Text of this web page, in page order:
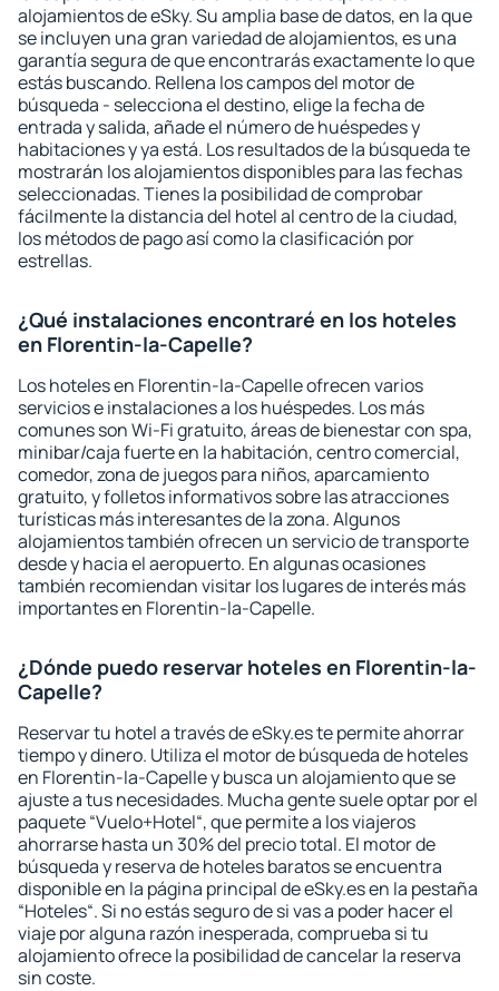
alojamientos de eSky. Su amplia base de datos, en la que
se incluyen una gran variedad de alojamientos, es una
garantía segura de que encontrarás exactamente lo que
estás buscando. Rellena los campos del motor de
búsqueda - selecciona el destino, elige la fecha de
entrada y salida, añade el número de huéspedes y
habitaciones y ya está. Los resultados de la búsqueda te
mostrarán los alojamientos disponibles para las fechas
seleccionadas. Tienes la posibilidad de comprobar
fácilmente la distancia del hotel al centro de la ciudad,
los métodos de pago así como la clasificación por
estrellas.
¿Qué instalaciones encontraré en los hoteles
en Florentin-la-Capelle?
Los hoteles en Florentin-la-Capelle ofrecen varios
servicios e instalaciones a los huéspedes. Los más
comunes son Wi-Fi gratuito, áreas de bienestar con spa,
minibar/caja fuerte en la habitación, centro comercial,
comedor, zona de juegos para niños, aparcamiento
gratuito, y folletos informativos sobre las atracciones
turísticas más interesantes de la zona. Algunos
alojamientos también ofrecen un servicio de transporte
desde y hacia el aeropuerto. En algunas ocasiones
también recomiendan visitar los lugares de interés más
importantes en Florentin-la-Capelle.
¿Dónde puedo reservar hoteles en Florentin-la-
Capelle?
Reservar tu hotel a través de eSky.es te permite ahorrar
tiempo y dinero. Utiliza el motor de búsqueda de hoteles
en Florentin-la-Capelle y busca un alojamiento que se
ajuste a tus necesidades. Mucha gente suele optar por el
paquete “Vuelo+Hotel“, que permite a los viajeros
ahorrarse hasta un 30% del precio total. El motor de
búsqueda y reserva de hoteles baratos se encuentra
disponible en la página principal de eSky.es en la pestaña
“Hoteles“. Si no estás seguro de si vas a poder hacer el
viaje por alguna razón inesperada, comprueba si tu
alojamiento ofrece la posibilidad de cancelar la reserva
sin coste.